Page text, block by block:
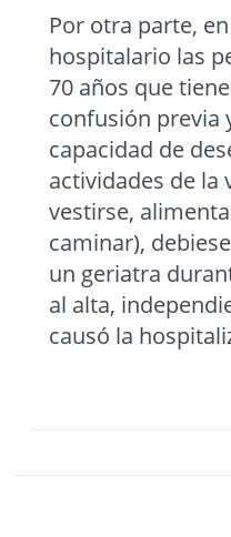
Por otra parte,
hospitalario las
70 años que
confusión previa
capacidad de
actividades de la
vestirse,
caminar),
un geriatra
al alta,
causó la